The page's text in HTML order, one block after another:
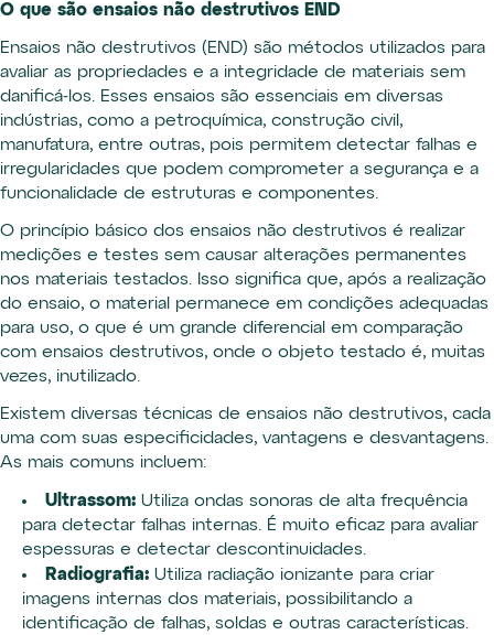
O que são ensaios não destrutivos END
Ensaios não destrutivos (END) são métodos utilizados para
avaliar as propriedades e a integridade de materiais sem
danificá-los. Esses ensaios são essenciais em diversas
indústrias, como a petroquímica, construção civil,
manufatura, entre outras, pois permitem detectar falhas e
irregularidades que podem comprometer a segurança e a
funcionalidade de estruturas e componentes.
O princípio básico dos ensaios não destrutivos é realizar
medições e testes sem causar alterações permanentes
nos materiais testados. Isso significa que, após a realização
do ensaio, o material permanece em condições adequadas
para uso, o que é um grande diferencial em comparação
com ensaios destrutivos, onde o objeto testado é, muitas
vezes, inutilizado.
Existem diversas técnicas de ensaios não destrutivos, cada
uma com suas especificidades, vantagens e desvantagens.
As mais comuns incluem:
Ultrassom: Utiliza ondas sonoras de alta frequência
para detectar falhas internas. É muito eficaz para avaliar
espessuras e detectar descontinuidades.
Radiografia: Utiliza radiação ionizante para criar
imagens internas dos materiais, possibilitando a
identificação de falhas, soldas e outras características.